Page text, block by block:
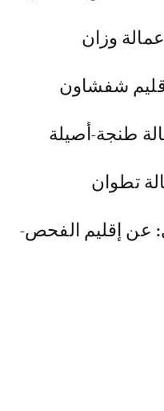
وزان
شفشاون
طنجة-أصيلة
تطوان
عن إقليم الفحص-